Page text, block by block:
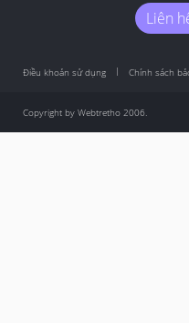
Liên
Copyright by Webtretho 2006.
Điều khoản sử dụng Chính sách